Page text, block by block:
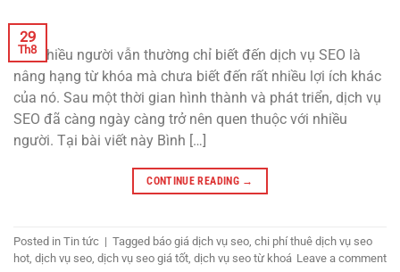
29
Th8
Rất nhiều người vẫn thường chỉ biết đến dịch vụ SEO là
nâng hạng từ khóa mà chưa biết đến rất nhiều lợi ích khác
của nó. Sau một thời gian hình thành và phát triển, dịch vụ
SEO đã càng ngày càng trở nên quen thuộc với nhiều
người. Tại bài viết này Bình […]
CONTINUE READING →
Posted in Tin tức | Tagged báo giá dịch vụ seo, chi phí thuê dịch vụ seo
hot, dịch vụ seo, dịch vụ seo giá tốt, dịch vụ seo từ khoá Leave a comment